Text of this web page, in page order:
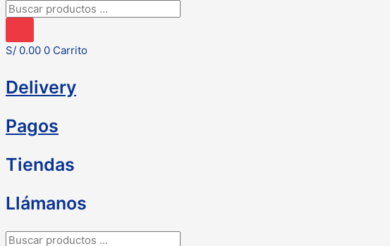
Búsqueda
productos
S/ 0.00 0 Carrito
Delivery
Pagos
Tiendas
Llámanos
Búsqueda